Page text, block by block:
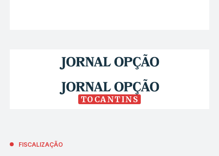
TOCANTINS
FISCALIZAÇÃO